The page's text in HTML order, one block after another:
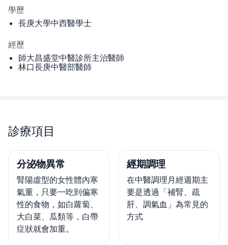
學歷
長庚大學中西醫學士
經歷
師大昌盛堂中醫診所主治醫師
林口長庚中醫部醫師
診療項目
分泌物異常
腎陽虛型的女性體內寒
氣重，只要一吃到偏寒
性的食物，如白蘿蔔、
大白菜、瓜類等，白帶
症狀就會加重。
經期調理
在中醫調理月經週期主
要是透過「補腎、疏
肝、調氣血」為常見的
方式